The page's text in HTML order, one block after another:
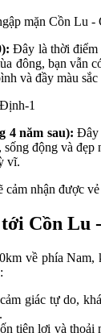
mặn Cồn Lu
Đây là thời điểm
đông, bạn vẫn
và đầy màu sắc
4 năm sau): Đây
sống động và
vĩ.
cảm nhận được
Cồn Lu
về phía
giác tự do,
tiện lợi và thoải